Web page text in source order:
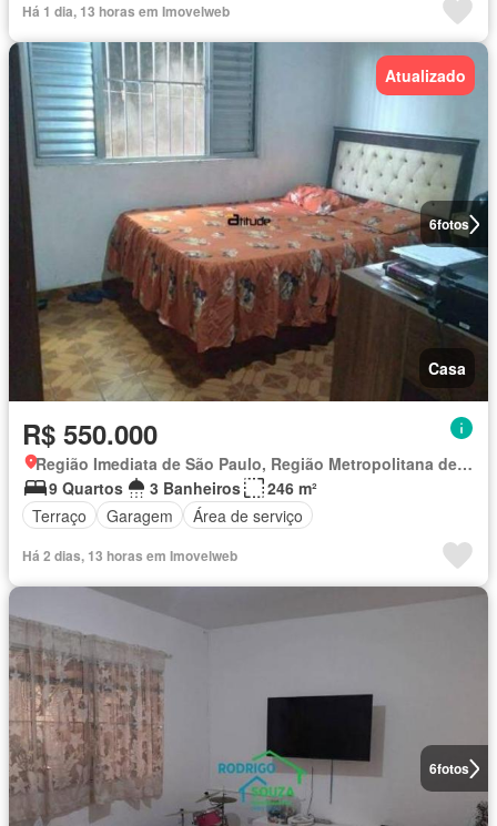
Há 1 dia, 13 horas em Imovelweb
6fotos
Atualizado
Casa
R$ 550.000
Região Imediata de São Paulo, Região Metropolitana de São Paulo
9 Quartos
3 Banheiros
246 m²
Terraço
Garagem Área de serviço
Há 2 dias, 13 horas em Imovelweb
6fotos